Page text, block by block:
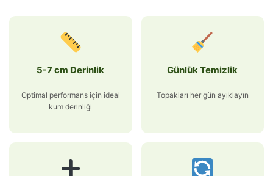
5-7 cm Derinlik
Optimal performans için ideal
kum derinliği
Günlük Temizlik
Topakları her gün ayıklayın